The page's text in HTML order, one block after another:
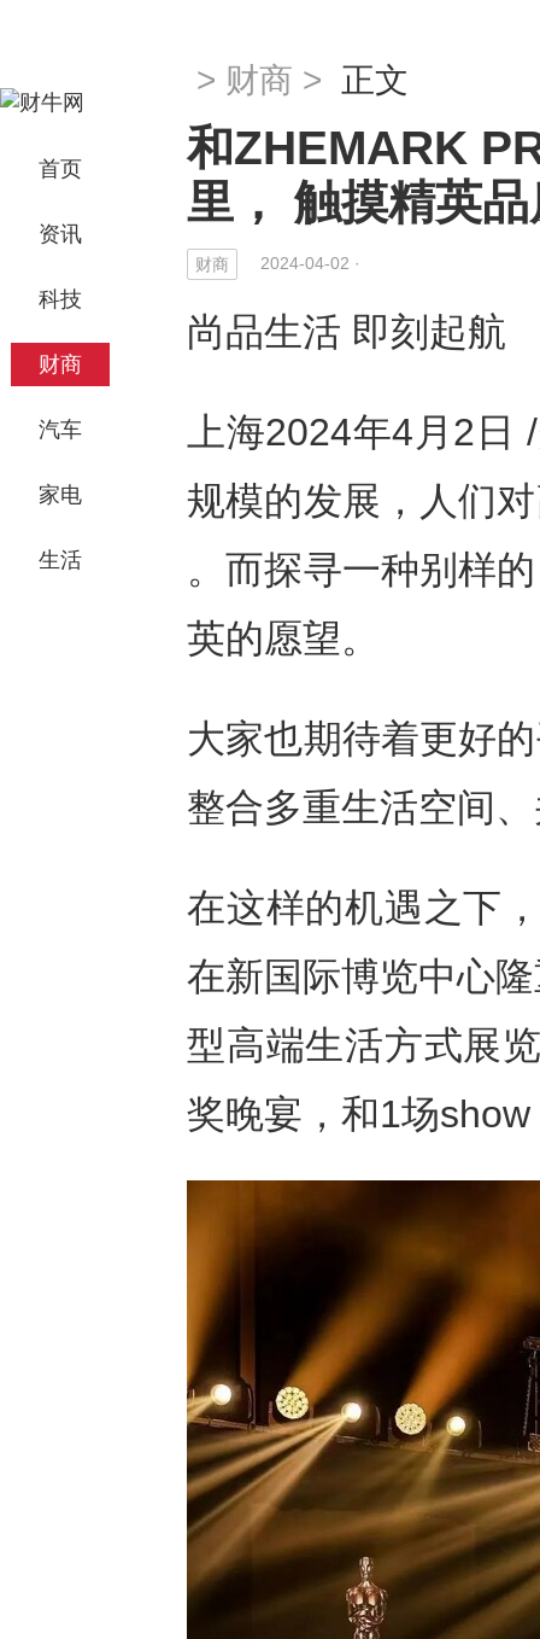
首页
资讯
科技
财商
汽车
家电
生活
> 财商 > 正文
和ZHEMARK
里， 触摸精英
财商 2024-04-02 ·
尚品生活 即刻起航
上海2024年4月2日
规模的发展，人们
。而探寻一种别样
英的愿望。
大家也期待着更好
整合多重生活空间
在这样的机遇之下
在新国际博览中心
型高端生活方式展
奖晚宴，和1场